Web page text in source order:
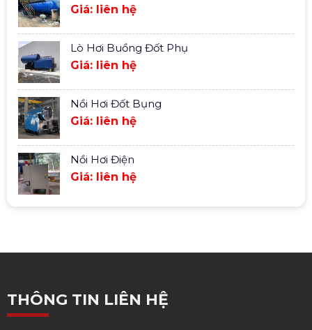
Giá: liên hệ
Lò Hơi Buồng Đốt Phụ
Giá: liên hệ
Nồi Hơi Đốt Bụng
Giá: liên hệ
Nồi Hơi Điện
Giá: liên hệ
THÔNG TIN LIÊN HỆ